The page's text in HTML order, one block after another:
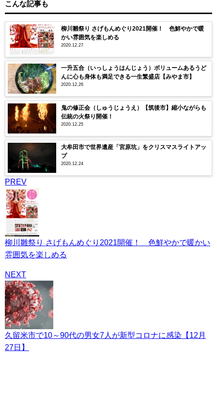
こんな記事も
柳川雛祭り さげもんめぐり2021開催！ 色鮮やかで暖
かい雰囲気を楽しめる
2020.12.27
一升五合（いっしょうはんじょう）ボリュームあるうど
んに心も身体も満足できる一生繁盛店【みやま市】
2020.12.26
鬼の修正会（しゅうじょうえ）【筑後市】縮小ながらも
伝統の火祭り開催！
2020.12.25
大牟田市で世界遺産「宮原坑」をクリスマスライトアッ
プ
2020.12.24
PREV
柳川雛祭り さげもんめぐり2021開催！ 色鮮やかで暖かい
雰囲気を楽しめる
NEXT
久留米市で10～90代の男女7人が新型コロナに感染【12月
27日】